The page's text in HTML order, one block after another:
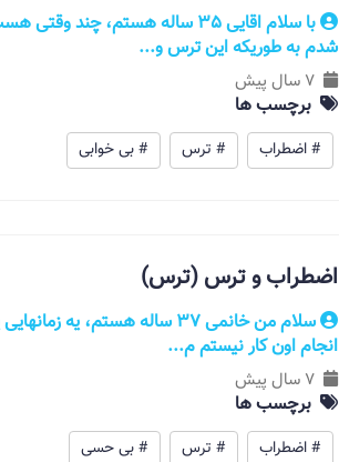
با سلام اقایی 35 ساله هستم،
شدم به طوريکه این ترس و...
7 سال پیش
برچسب ها
# اضطراب # ترس # بی خوابی
اضطراب و ترس (ترس)
سلام من خانمی 37 ساله هستم،
انجام اون کار نیستم م...
7 سال پیش
برچسب ها
# اضطراب # ترس # بی حسی